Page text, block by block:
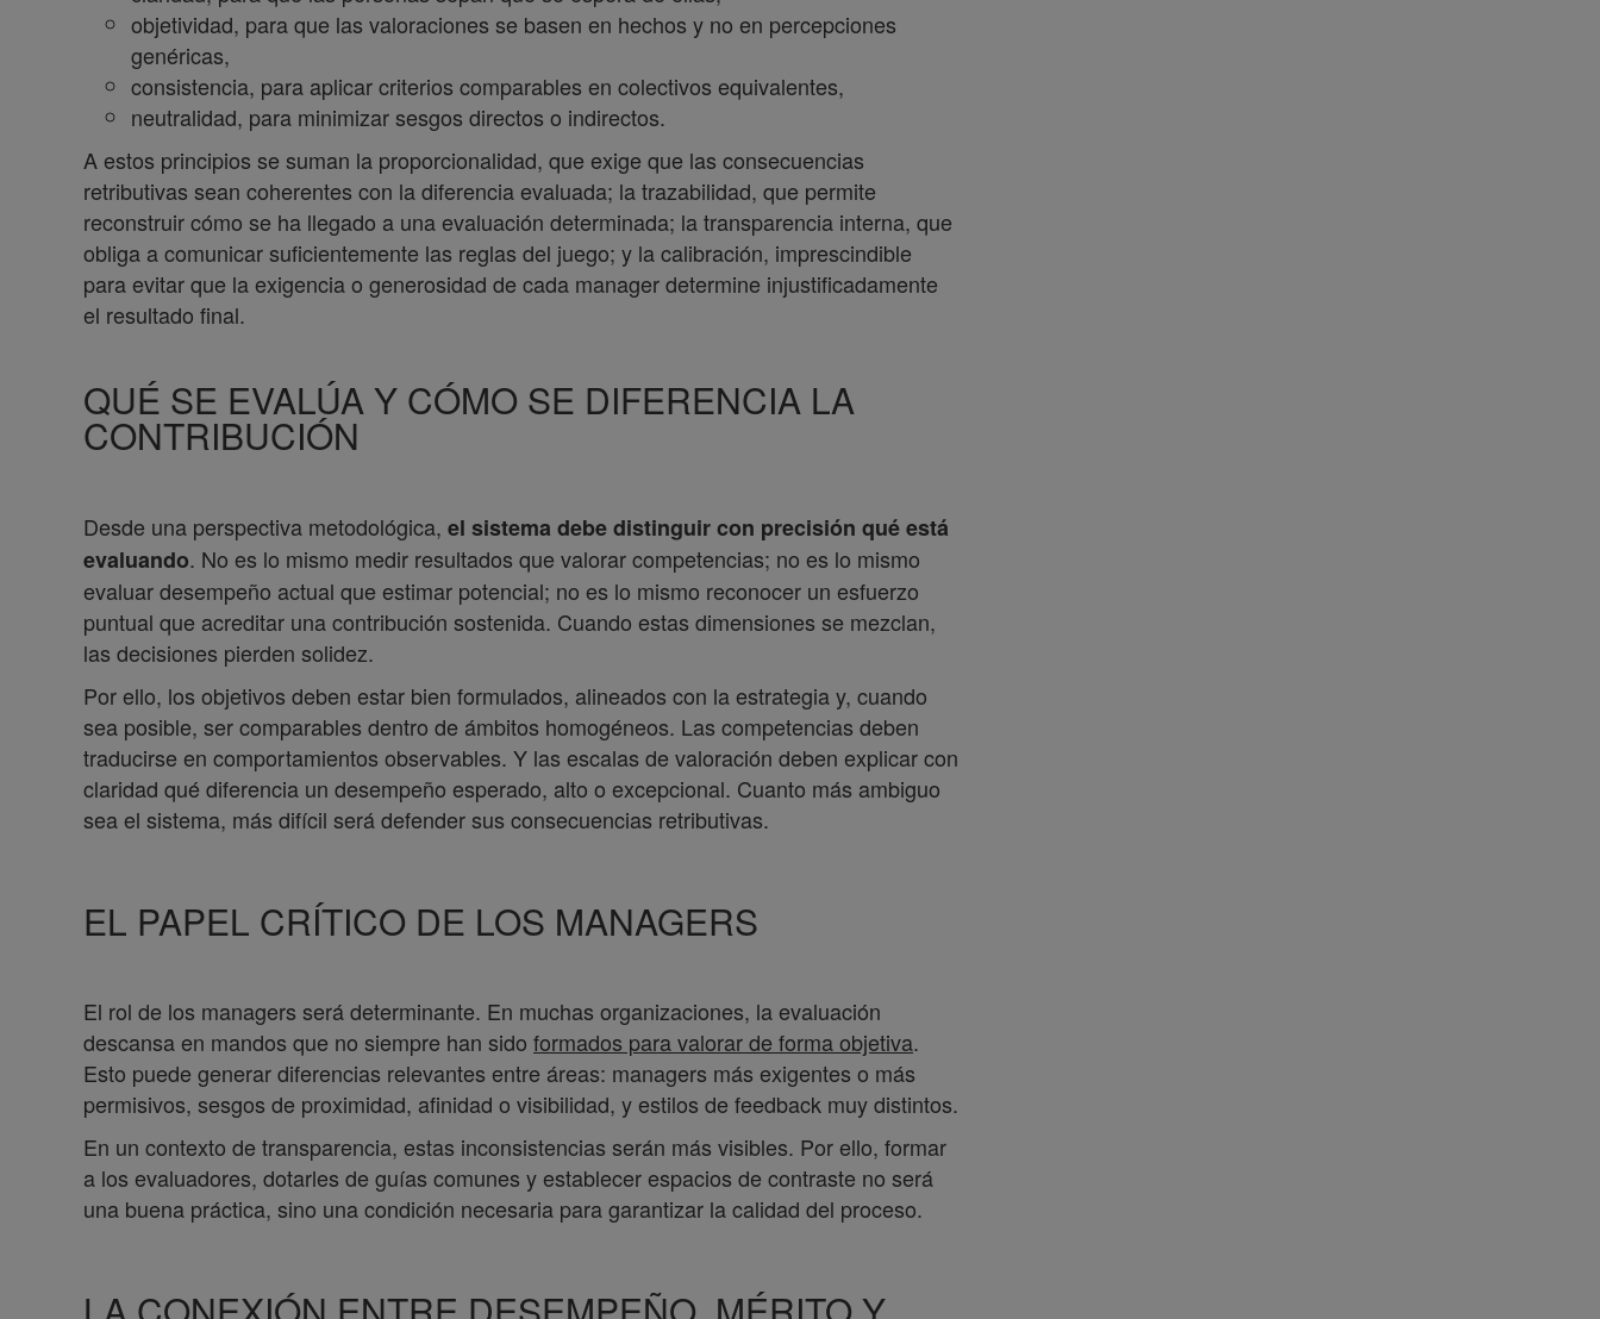
objetividad, para que las valoraciones se basen en hechos y no en percepciones
genéricas,
consistencia, para aplicar criterios comparables en colectivos equivalentes,
neutralidad, para minimizar sesgos directos o indirectos.
A estos principios se suman la proporcionalidad, que exige que las consecuencias
retributivas sean coherentes con la diferencia evaluada; la trazabilidad, que permite
reconstruir cómo se ha llegado a una evaluación determinada; la transparencia interna, que
obliga a comunicar suficientemente las reglas del juego; y la calibración, imprescindible
para evitar que la exigencia o generosidad de cada manager determine injustificadamente
el resultado final.
QUÉ SE EVALÚA Y CÓMO SE DIFERENCIA LA
CONTRIBUCIÓN
Desde una perspectiva metodológica, el sistema debe distinguir con precisión qué está
evaluando. No es lo mismo medir resultados que valorar competencias; no es lo mismo
evaluar desempeño actual que estimar potencial; no es lo mismo reconocer un esfuerzo
puntual que acreditar una contribución sostenida. Cuando estas dimensiones se mezclan,
las decisiones pierden solidez.
Por ello, los objetivos deben estar bien formulados, alineados con la estrategia y, cuando
sea posible, ser comparables dentro de ámbitos homogéneos. Las competencias deben
traducirse en comportamientos observables. Y las escalas de valoración deben explicar con
claridad qué diferencia un desempeño esperado, alto o excepcional. Cuanto más ambiguo
sea el sistema, más difícil será defender sus consecuencias retributivas.
EL PAPEL CRÍTICO DE LOS MANAGERS
El rol de los managers será determinante. En muchas organizaciones, la evaluación
descansa en mandos que no siempre han sido formados para valorar de forma objetiva.
Esto puede generar diferencias relevantes entre áreas: managers más exigentes o más
permisivos, sesgos de proximidad, afinidad o visibilidad, y estilos de feedback muy distintos.
En un contexto de transparencia, estas inconsistencias serán más visibles. Por ello, formar
a los evaluadores, dotarles de guías comunes y establecer espacios de contraste no será
una buena práctica, sino una condición necesaria para garantizar la calidad del proceso.